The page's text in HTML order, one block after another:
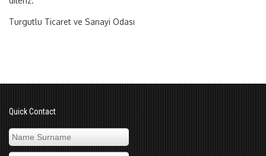
Turgutlu Ticaret ve Sanayi Odası
Quick Contact